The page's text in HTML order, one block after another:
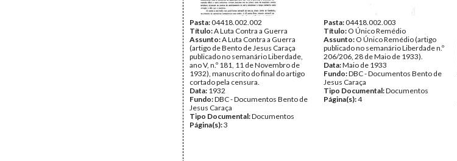
a crise das Ciências Matemáticas;
Ciência, antropomorfismo e luta de
classes; noções fundamentais em
matemática.
Data:s.d.
Fundo:DBC - Documentos Bento de
Jesus Caraça
Tipo Documental:Documentos
Página(s):93
Pasta:04418.002.002
Título:A Luta Contra a Guerra
Assunto:A Luta Contra a Guerra
(artigo de Bento de Jesus Caraça
publicado no semanário Liberdade,
ano V, n.º 181, 11 de Novembro de
1932), manuscrito do final do artigo
cortado pela censura.
Data: 1932
Fundo:DBC - Documentos Bento de
Jesus Caraça
Tipo Documental:Documentos
Página(s):3
Pasta:04418.002.003
Título: O Único Remédio
Assunto: O Único Remédio (artigo
publicado no semanário Liberdade n.º
206/206, 28 de Maio de 1933).
Data:Maio de 1933
Fundo:DBC - Documentos Bento de
Jesus Caraça
Tipo Documental:Documentos
Página(s):4